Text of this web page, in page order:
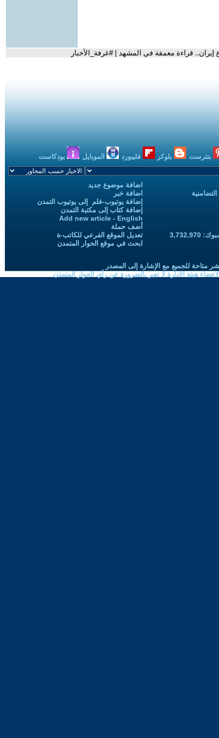
قراءة معمقة في المشهد | #غرفة_الأخبار
بنترست بلوكر فليبورد الموبايل بودكاست
اضافة موضوع جديد
اضافة خبر
إضافة يوتيوب-فلم إلى يوتيوب التمدن
إضافة كتاب إلى مكتبة التمدن
Add new article - English
أضف حملة
تعديل الموقع الفرعي للكاتب-ة
ابحث في موقع الحوار المتمدن
متاحة للجميع مع الإشارة إلى المصدر
هيئة الادارة لا تعبر بالضرورة عن رأي الحوار المتمدن